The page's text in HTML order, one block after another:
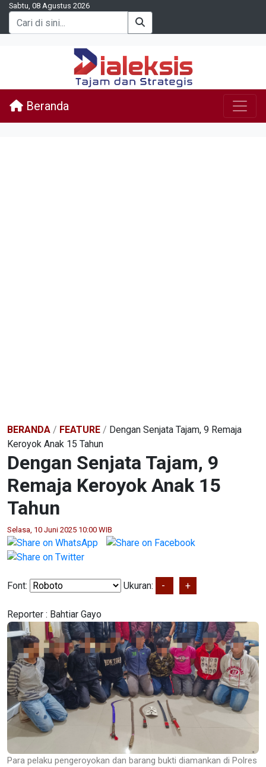
Sabtu, 08 Agustus 2026
Beranda
BERANDA / FEATURE / Dengan Senjata Tajam, 9 Remaja
Keroyok Anak 15 Tahun
Dengan Senjata Tajam, 9
Remaja Keroyok Anak 15
Tahun
Selasa, 10 Juni 2025 10:00 WIB
Font: Ukuran: - +
Reporter : Bahtiar Gayo
Para pelaku pengeroyokan dan barang bukti diamankan di Polres